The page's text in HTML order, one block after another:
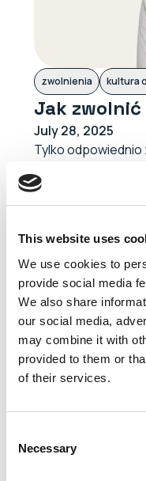
This website uses
We use cookies to
provide social media
We also share
our social media,
may combine it with
provided to them or
of their services.
Selection
Necessary
zwolnienia kultura
Jak
July 28, 2025
Tylko odpowiednio
pozwala przejść
profesjonalnie, z
zaopiekowaniem
strukturach firmy.
Mierzejewska,
klientów w
pracowników.
Czytaj więcej